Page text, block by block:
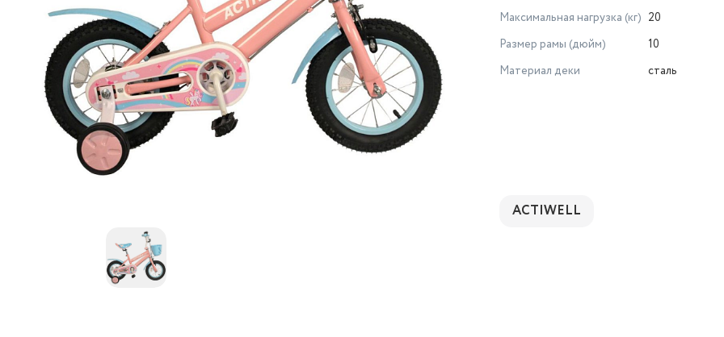
Максимальная нагрузка (кг) 20
Размер рамы (дюйм)
10
Материал деки
сталь
ACTIWELL